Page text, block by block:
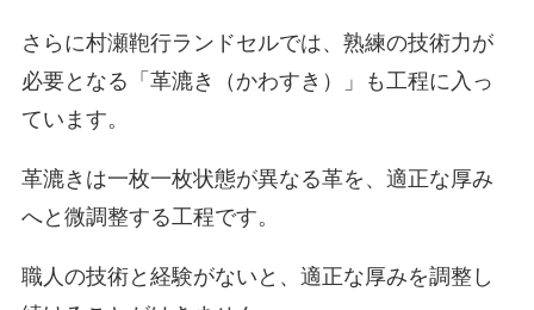
さらに村瀬鞄行ランドセルでは、熟練の技術力が
必要となる「革漉き（かわすき）」も工程に入っ
ています。
革漉きは一枚一枚状態が異なる革を、適正な厚み
へと微調整する工程です。
職人の技術と経験がないと、適正な厚みを調整し